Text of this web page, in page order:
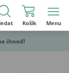
Košík Menu
ihned!